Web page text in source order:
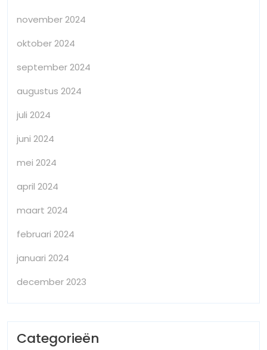
november 2024
oktober 2024
september 2024
augustus 2024
juli 2024
juni 2024
mei 2024
april 2024
maart 2024
februari 2024
januari 2024
december 2023
Categorieën